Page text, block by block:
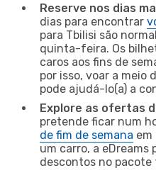
Reserve nos dias
dias para encontrar
para Tbilisi são
quinta-feira. Os
caros aos fins de
por isso, voar a meio
pode ajudá-lo(a) a
Explore as ofertas
pretende ficar num
de fim de semana em
um carro, a
descontos no pacote